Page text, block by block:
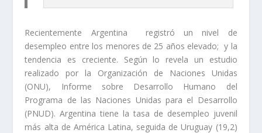
Recientemente Argentina registró un nivel de
desempleo entre los menores de 25 años elevado; y la
tendencia es creciente. Según lo revela un estudio
realizado por la Organización de Naciones Unidas
(ONU), Informe sobre Desarrollo Humano del
Programa de las Naciones Unidas para el Desarrollo
(PNUD). Argentina tiene la tasa de desempleo juvenil
más alta de América Latina, seguida de Uruguay (19,2)